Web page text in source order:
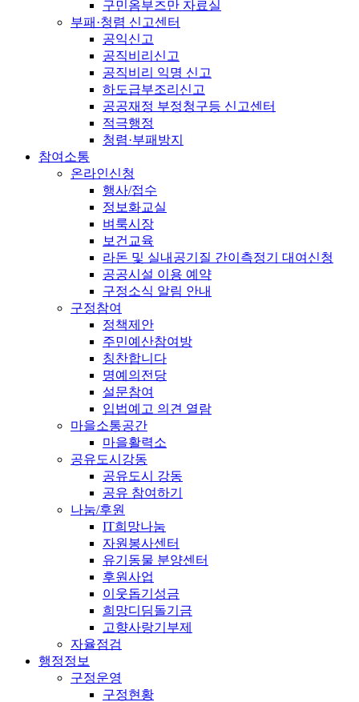
구민옴부즈만 자료실
부패·청렴 신고센터
공익신고
공직비리신고
공직비리 익명 신고
하도급부조리신고
공공재정 부정청구등 신고센터
적극행정
청렴·부패방지
참여소통
온라인신청
행사/접수
정보화교실
벼룩시장
보건교육
라돈 및 실내공기질 간이측정기 대여신청
공공시설 이용 예약
구정소식 알림 안내
구정참여
정책제안
주민예산참여방
칭찬합니다
명예의전당
설문참여
입법예고 의견 열람
마을소통공간
마을활력소
공유도시강동
공유도시 강동
공유 참여하기
나눔/후원
IT희망나눔
자원봉사센터
유기동물 분양센터
후원사업
이웃돕기성금
희망디딤돌기금
고향사랑기부제
자율점검
행정정보
구정운영
구정현황